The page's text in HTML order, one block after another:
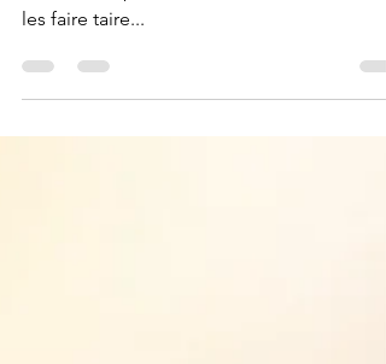
Il nous arrive de manger pour étouffer nos
les faire taire...